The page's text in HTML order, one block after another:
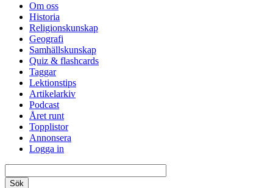
Om oss
Historia
Religionskunskap
Geografi
Samhällskunskap
Quiz & flashcards
Taggar
Lektionstips
Artikelarkiv
Podcast
Året runt
Topplistor
Annonsera
Logga in